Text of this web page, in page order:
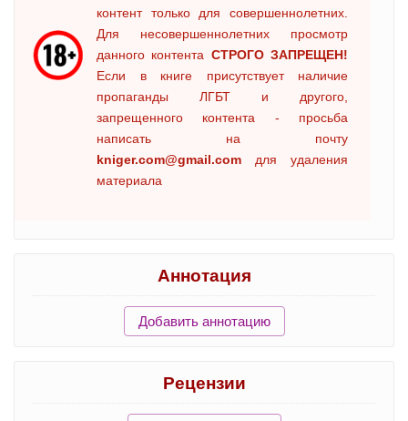
контент только для совершеннолетних.
Для несовершеннолетних просмотр
данного контента СТРОГО ЗАПРЕЩЕН!
Если в книге присутствует наличие
пропаганды ЛГБТ и другого,
запрещенного контента - просьба
написать на почту
kniger.com@gmail.com для удаления
материала
Аннотация
Добавить аннотацию
Рецензии